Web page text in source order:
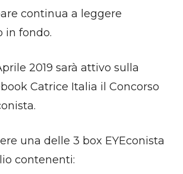
continua a leggere
in fondo.
2019 sarà attivo sulla
Catrice Italia il Concorso
una delle 3 box EYEconista
contenenti: